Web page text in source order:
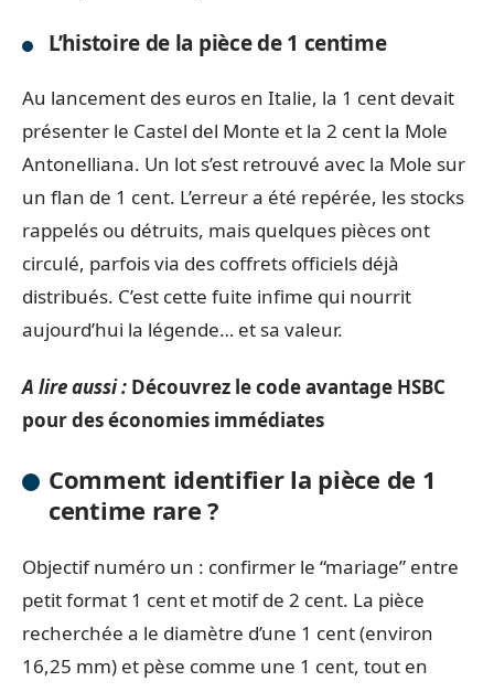
L’histoire de la pièce de 1 centime
Au lancement des euros en Italie, la 1 cent devait
présenter le Castel del Monte et la 2 cent la Mole
Antonelliana. Un lot s’est retrouvé avec la Mole sur
un flan de 1 cent. L’erreur a été repérée, les stocks
rappelés ou détruits, mais quelques pièces ont
circulé, parfois via des coffrets officiels déjà
distribués. C’est cette fuite infime qui nourrit
aujourd’hui la légende… et sa valeur.
A lire aussi : Découvrez le code avantage HSBC
pour des économies immédiates
Comment identifier la pièce de 1
centime rare ?
Objectif numéro un : confirmer le “mariage” entre
petit format 1 cent et motif de 2 cent. La pièce
recherchée a le diamètre d’une 1 cent (environ
16,25 mm) et pèse comme une 1 cent, tout en